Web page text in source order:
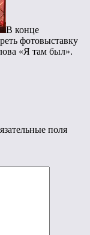
В конце
фотовыставку
«Я там был».
поля